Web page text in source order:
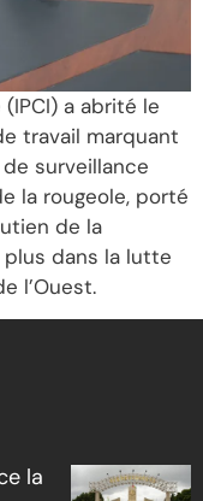
a abrité le
travail marquant
surveillance
la rougeole, porté
de la
plus dans la lutte
l’Ouest.
la